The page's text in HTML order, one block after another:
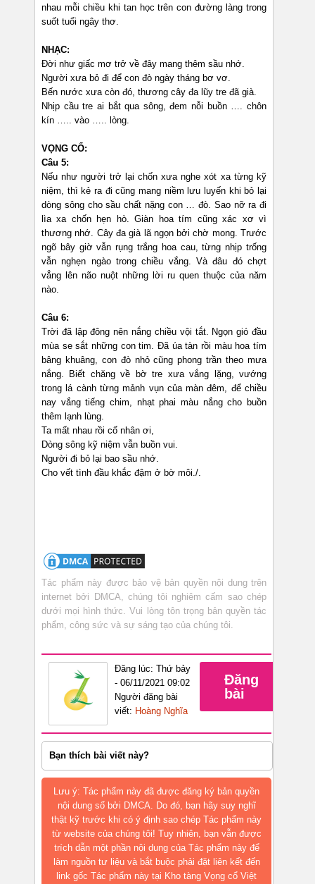
nhau mỗi chiều khi tan học trên con đường làng trong
suốt tuổi ngây thơ.
NHẠC:
Đời như giấc mơ trở về đây mang thêm sầu nhớ.
Người xưa bỏ đi để con đò ngày tháng bơ vơ.
Bến nước xưa còn đó, thương cây đa lũy tre đã già.
Nhịp cầu tre ai bắt qua sông, đem nỗi buồn …. chôn
kín ….. vào ….. lòng.
VỌNG CỔ:
Câu 5:
Nếu như người trở lại chốn xưa nghe xót xa từng kỹ
niệm, thì kẻ ra đi cũng mang niềm lưu luyến khi bỏ lại
dòng sông cho sầu chất nặng con … đò. Sao nỡ ra đi
lìa xa chốn hẹn hò. Giàn hoa tím cũng xác xơ vì
thương nhớ. Cây đa già lã ngọn bởi chờ mong. Trước
ngõ bây giờ vẫn rụng trắng hoa cau, từng nhịp trống
vẫn nghẹn ngào trong chiều vắng. Và đâu đó chợt
vẳng lên não nuột những lời ru quen thuộc của năm
nào.
Câu 6:
Trời đã lập đông nên nắng chiều vội tắt. Ngọn gió đầu
mùa se sắt những con tim. Đã úa tàn rồi màu hoa tím
bâng khuâng, con đò nhỏ cũng phong trần theo mưa
nắng. Biết chăng về bờ tre xưa vắng lặng, vướng
trong lá cành từng mảnh vụn của màn đêm, để chiều
nay vắng tiếng chim, nhạt phai màu nắng cho buồn
thêm lạnh lùng.
Ta mất nhau rồi cố nhân ơi,
Dòng sông kỹ niệm vẫn buồn vui.
Người đi bỏ lại bao sầu nhớ.
Cho vết tình đầu khắc đậm ở bờ môi./.
Tác phẩm này được bảo vệ bản quyền nội dung trên
internet bởi DMCA, chúng tôi nghiêm cấm sao chép
dưới mọi hình thức. Vui lòng tôn trọng bản quyền tác
phẩm, công sức và sự sáng tạo của chúng tôi.
Đăng lúc: Thứ bảy
- 06/11/2021 09:02
Người đăng bài
viết: Hoàng Nghĩa
Đăng
bài
Bạn thích bài viết này?
Lưu ý: Tác phẩm này đã được đăng ký bản quyền
nội dung số bởi DMCA. Do đó, bạn hãy suy nghĩ
thật kỹ trước khi có ý định sao chép Tác phẩm này
từ website của chúng tôi! Tuy nhiên, bạn vẫn được
trích dẫn một phần nội dung của Tác phẩm này để
làm nguồn tư liệu và bắt buộc phải đặt liên kết đến
link gốc Tác phẩm này tại Kho tàng Vọng cổ Việt